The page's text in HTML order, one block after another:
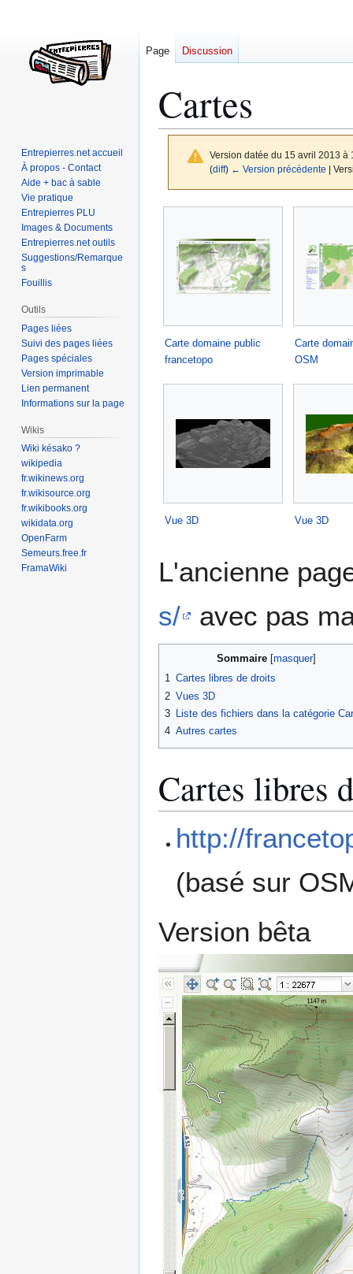
Cartes
Version datée du 15 avril 2013 à
(diff) ← Version précédente |
Aller
navigation
Aller
recherche
Carte domaine public
francetopo
Carte
OSM
Vue 3D Vue 3D
L'ancienne
s/
avec pas
Sommaire
1 Cartes libres de droits
2 Vues 3D
3 Liste des fichiers dans la catégorie
4 Autres cartes
Cartes libres
http://
(basé sur
Version bêta
Page Discussion
Entrepierres.net accueil
À propos - Contact
Aide + bac à sable
Vie pratique
Entrepierres PLU
Images & Documents
Entrepierres.net outils
Suggestions/Remarque
s
Fouillis
Outils
Pages liées
Suivi des pages liées
Pages spéciales
Version imprimable
Lien permanent
Informations sur la page
Wikis
Wiki késako ?
wikipedia
fr.wikinews.org
fr.wikisource.org
fr.wikibooks.org
wikidata.org
OpenFarm
Semeurs.free.fr
FramaWiki